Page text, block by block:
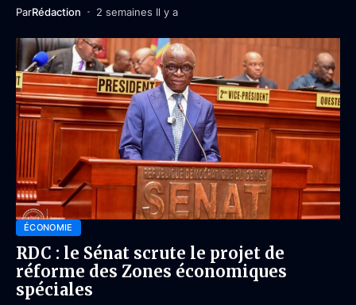
ParRédaction 2 semaines Il y a
ÉCONOMIE
RDC : le Sénat scrute le projet de
réforme des Zones économiques
spéciales